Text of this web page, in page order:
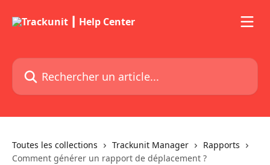
Rechercher un article...
Toutes les collections Trackunit Manager
Rapports
Comment générer un rapport de déplacement ?